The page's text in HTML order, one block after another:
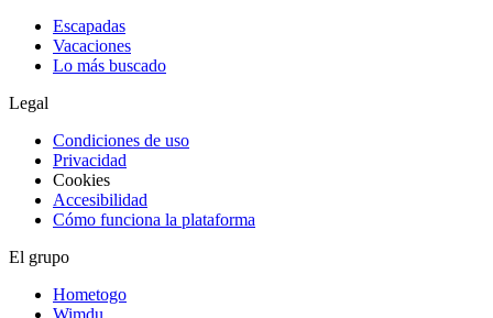
Escapadas
Vacaciones
Lo más buscado
Legal
Condiciones de uso
Privacidad
Cookies
Accesibilidad
Cómo funciona la plataforma
El grupo
Hometogo
Wimdu